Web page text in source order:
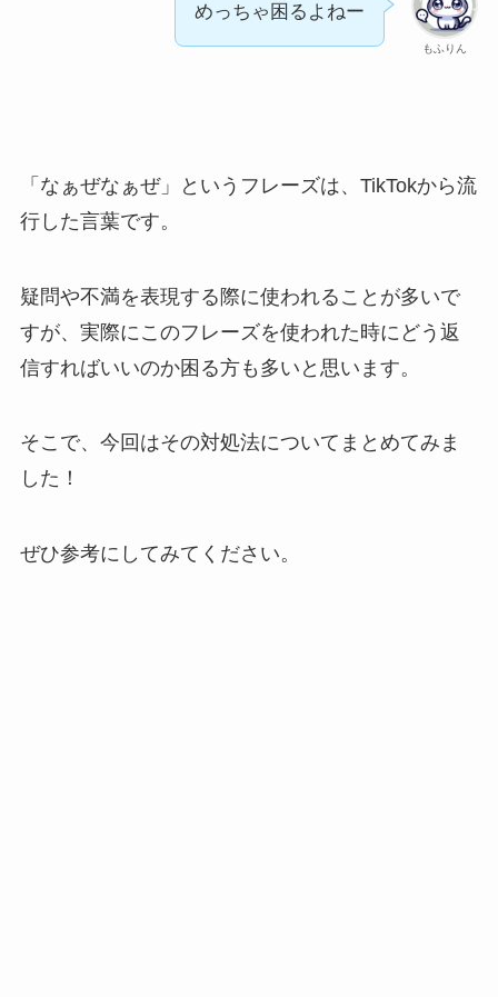
もふりん
めっちゃ困るよねー
「なぁぜなぁぜ」というフレーズは、TikTokから流
行した言葉です。
疑問や不満を表現する際に使われることが多いで
すが、実際にこのフレーズを使われた時にどう返
信すればいいのか困る方も多いと思います。
そこで、今回はその対処法についてまとめてみま
した！
ぜひ参考にしてみてください。